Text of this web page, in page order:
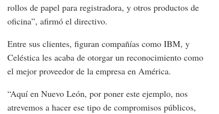
rollos de papel para registradora, y otros productos de
oficina”, afirmó el directivo.
Entre sus clientes, figuran compañías como IBM, y
Celéstica les acaba de otorgar un reconocimiento como
el mejor proveedor de la empresa en América.
“Aquí en Nuevo León, por poner este ejemplo, nos
atrevemos a hacer ese tipo de compromisos públicos,